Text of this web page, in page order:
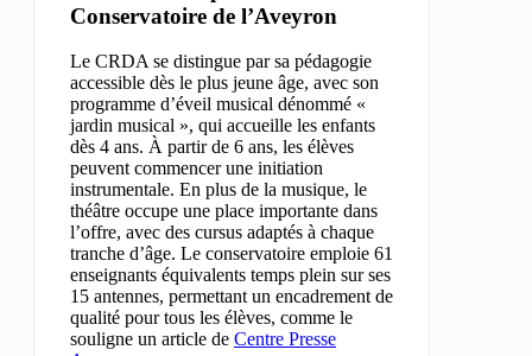
Conservatoire de l’Aveyron
Le CRDA se distingue par sa pédagogie
accessible dès le plus jeune âge, avec son
programme d’éveil musical dénommé «
jardin musical », qui accueille les enfants
dès 4 ans. À partir de 6 ans, les élèves
peuvent commencer une initiation
instrumentale. En plus de la musique, le
théâtre occupe une place importante dans
l’offre, avec des cursus adaptés à chaque
tranche d’âge. Le conservatoire emploie 61
enseignants équivalents temps plein sur ses
15 antennes, permettant un encadrement de
qualité pour tous les élèves, comme le
souligne un article de Centre Presse